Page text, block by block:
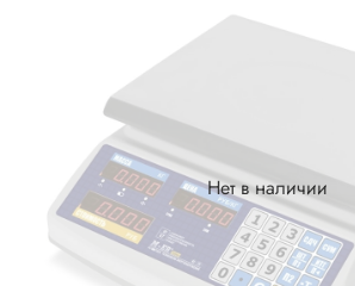
Нет в наличии